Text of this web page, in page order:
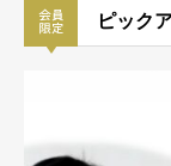
ピック